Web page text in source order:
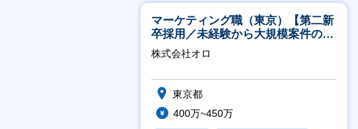
マーケティング職（東京）【第二新
卒採用／未経験から大規模案件のマ
ーケティングが経験できる／研修充
実】
株式会社オロ
東京都
400万~450万